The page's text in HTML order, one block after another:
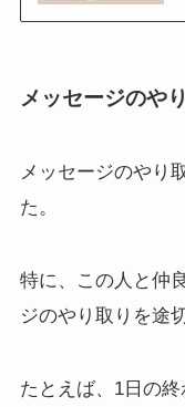
メッセージのや
メッセージのやり
た。
特に、この人と仲
ジのやり取りを途
たとえば、1日の